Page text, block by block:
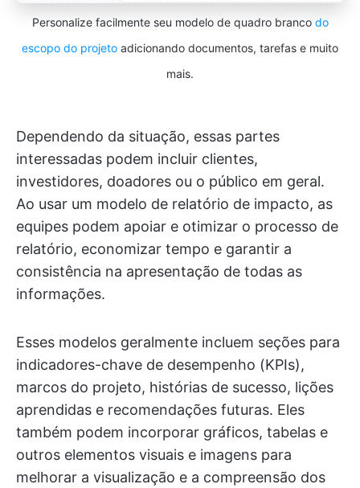
Personalize facilmente seu modelo de quadro branco do
escopo do projeto adicionando documentos, tarefas e muito
mais.
Dependendo da situação, essas partes
interessadas podem incluir clientes,
investidores, doadores ou o público em geral.
Ao usar um modelo de relatório de impacto, as
equipes podem apoiar e otimizar o processo de
relatório, economizar tempo e garantir a
consistência na apresentação de todas as
informações.
Esses modelos geralmente incluem seções para
indicadores-chave de desempenho (KPIs),
marcos do projeto, histórias de sucesso, lições
aprendidas e recomendações futuras. Eles
também podem incorporar gráficos, tabelas e
outros elementos visuais e imagens para
melhorar a visualização e a compreensão dos